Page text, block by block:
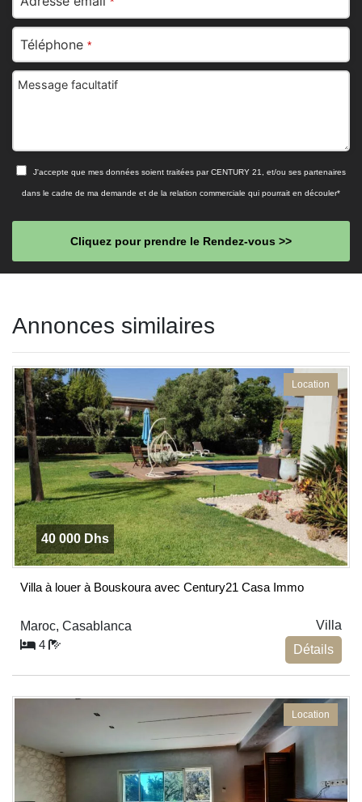
Téléphone *
Message facultatif
J'accepte que mes données soient traitées par CENTURY 21, et/ou ses partenaires
dans le cadre de ma demande et de la relation commerciale qui pourrait en découler*
Cliquez pour prendre le Rendez-vous >>
should
Annonces similaires
Location
40 000 Dhs
Villa à louer à Bouskoura avec Century21 Casa Immo
Maroc, Casablanca
Villa
4
Détails
Location